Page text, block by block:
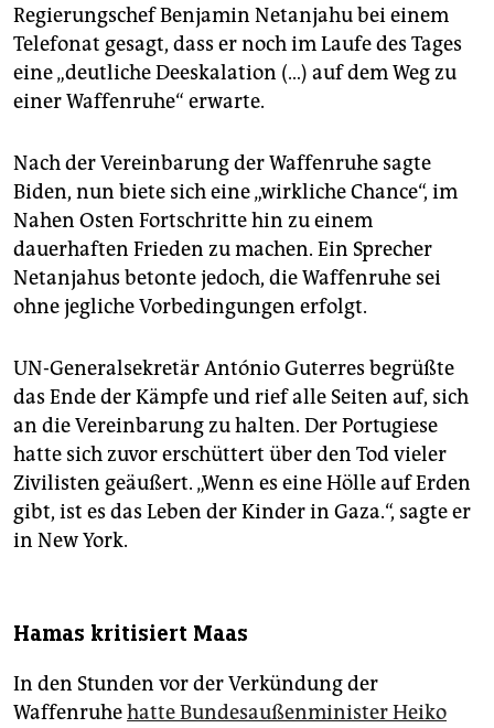
Regierungschef Benjamin Netanjahu bei einem
Telefonat gesagt, dass er noch im Laufe des Tages
eine „deutliche Deeskalation (…) auf dem Weg zu
einer Waffenruhe“ erwarte.
Nach der Vereinbarung der Waffenruhe sagte
Biden, nun biete sich eine „wirkliche Chance“, im
Nahen Osten Fortschritte hin zu einem
dauerhaften Frieden zu machen. Ein Sprecher
Netanjahus betonte jedoch, die Waffenruhe sei
ohne jegliche Vorbedingungen erfolgt.
UN-Generalsekretär António Guterres begrüßte
das Ende der Kämpfe und rief alle Seiten auf, sich
an die Vereinbarung zu halten. Der Portugiese
hatte sich zuvor erschüttert über den Tod vieler
Zivilisten geäußert. „Wenn es eine Hölle auf Erden
gibt, ist es das Leben der Kinder in Gaza.“, sagte er
in New York.
Hamas kritisiert Maas
In den Stunden vor der Verkündung der
Waffenruhehatte Bundesaußenminister Heiko